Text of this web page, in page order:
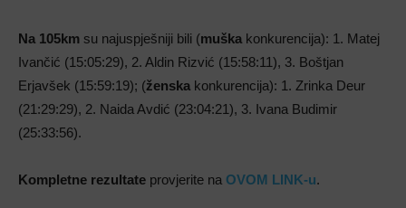
Na 105km su najuspješniji bili (muška konkurencija): 1. Matej
Ivančić (15:05:29), 2. Aldin Rizvić (15:58:11), 3. Boštjan
Erjavšek (15:59:19); (ženska konkurencija): 1. Zrinka Deur
(21:29:29), 2. Naida Avdić (23:04:21), 3. Ivana Budimir
(25:33:56).
Kompletne rezultate provjerite na OVOM LINK-u.